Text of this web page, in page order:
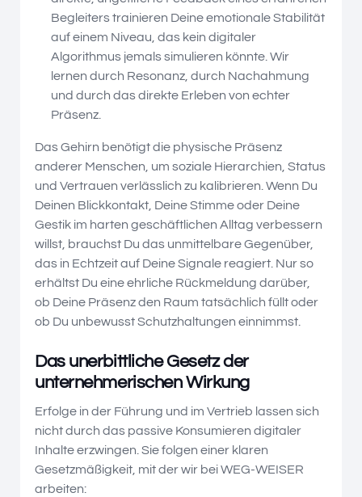
Begleiters trainieren Deine emotionale Stabilität
auf einem Niveau, das kein digitaler
Algorithmus jemals simulieren könnte. Wir
lernen durch Resonanz, durch Nachahmung
und durch das direkte Erleben von echter
Präsenz.
Das Gehirn benötigt die physische Präsenz
anderer Menschen, um soziale Hierarchien, Status
und Vertrauen verlässlich zu kalibrieren. Wenn Du
Deinen Blickkontakt, Deine Stimme oder Deine
Gestik im harten geschäftlichen Alltag verbessern
willst, brauchst Du das unmittelbare Gegenüber,
das in Echtzeit auf Deine Signale reagiert. Nur so
erhältst Du eine ehrliche Rückmeldung darüber,
ob Deine Präsenz den Raum tatsächlich füllt oder
ob Du unbewusst Schutzhaltungen einnimmst.
Das unerbittliche Gesetz der
unternehmerischen Wirkung
Erfolge in der Führung und im Vertrieb lassen sich
nicht durch das passive Konsumieren digitaler
Inhalte erzwingen. Sie folgen einer klaren
Gesetzmäßigkeit, mit der wir bei WEG-WEISER
arbeiten: